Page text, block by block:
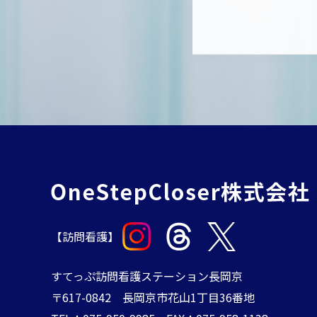
【訪問看護】
すてっぷ訪問看護ステーション長岡京
〒617-0842 長岡京市花山1丁目36番地